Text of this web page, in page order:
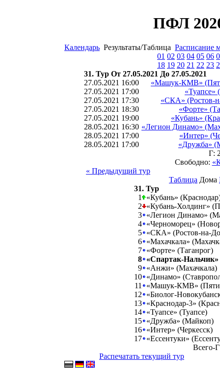
ПФЛ
Календарь Результаты/Таблица Расписание
01 02 03 04 05 06
18 19 20 21 22 23
31. Тур От 27.05.2021 До 27.05.2021
27.05.2021 16:00
«Машук-КМВ»
27.05.2021 17:00
«Туапсе»
27.05.2021 17:30
«СКА» (Ростов-
27.05.2021 18:30
«Форте»
27.05.2021 19:00
«Кубань»
28.05.2021 16:30 «Легион Динамо»
28.05.2021 17:00
«Интер»
28.05.2021 17:00
«Дружба»
Г:
Свободно:
« Предыдущий тур
Таблица Дома
31. Тур
1
«Кубань»
2 «Кубань-Холдинг»
3
«Легион Динамо»
4
«Черноморец»
5
«СКА» (Ростов-на-
6
«Махачкала»
7
«Форте» (Таганрог)
8
«Спартак-
9
«Анжи» (Махачкала)
10
«Динамо»
11
«Машук-КМВ»
12
«Биолог-
13
«Краснодар-3»
14
«Туапсе» (Туапсе)
15
«Дружба» (Майкоп)
16
«Интер» (Черкесск)
17
«Ессентуки»
Распечатать текущий тур